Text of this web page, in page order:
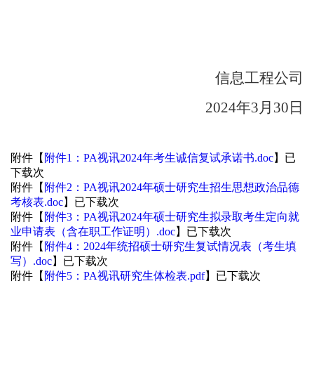
信息工程公司
2024年3 月 30 日
附件【 附件1：PA视讯2024年考生诚信复试承诺书.doc】已
下载次
附件【 附件2：PA视讯2024年硕士研究生招生思想政治品德
考核表.doc】已下载次
附件【 附件3：PA视讯2024年硕士研究生拟录取考生定向就
业申请表（含在职工作证明）.doc】已下载次
附件【 附件4：2024年统招硕士研究生复试情况表（考生填
写）.doc】已下载次
附件【 附件5：PA视讯研究生体检表.pdf】已下载次